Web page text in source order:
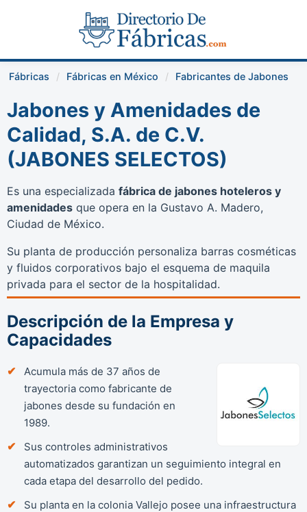
Fábricas Fábricas en México Fabricantes de Jabones
Jabones y Amenidades de
Calidad, S.A. de C.V.
(JABONES SELECTOS)
Es una especializada fábrica de jabones hoteleros y
amenidades que opera en la Gustavo A. Madero,
Ciudad de México.
Su planta de producción personaliza barras cosméticas
y fluidos corporativos bajo el esquema de maquila
privada para el sector de la hospitalidad.
Descripción de la Empresa y
Capacidades
Acumula más de 37 años de
trayectoria como fabricante de
jabones desde su fundación en
1989.
Sus controles administrativos
automatizados garantizan un seguimiento integral en
cada etapa del desarrollo del pedido.
Su planta en la colonia Vallejo posee una infraestructura